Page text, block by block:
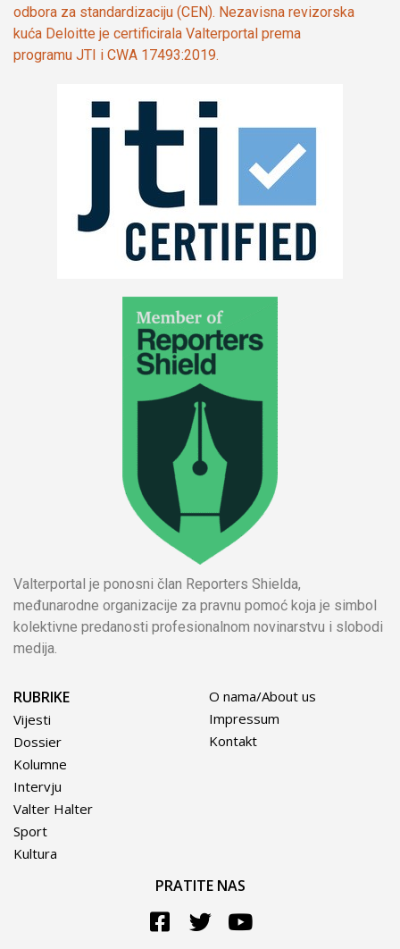
odbora za standardizaciju (CEN). Nezavisna revizorska
kuća Deloitte je certificirala Valterportal prema
programu JTI i CWA 17493:2019.
Valterportal je ponosni član Reporters Shielda,
međunarodne organizacije za pravnu pomoć koja je simbol
kolektivne predanosti profesionalnom novinarstvu i slobodi
medija.
RUBRIKE
Vijesti
Dossier
Kolumne
Intervju
Valter Halter
Sport
Kultura
O nama/About us
Impressum
Kontakt
PRATITE NAS